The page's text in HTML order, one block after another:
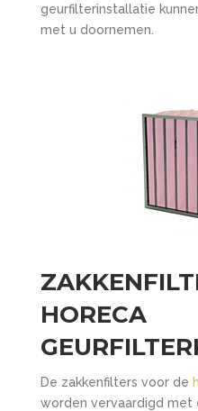
geurfilterinstallatie
met u doornemen.
HORECA
De zakkenfilters voor de
worden vervaardigd met